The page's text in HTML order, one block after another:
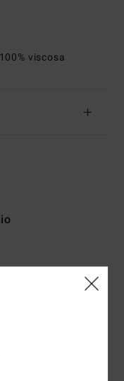
viscosa
questo prodotto
qualità-prezzo